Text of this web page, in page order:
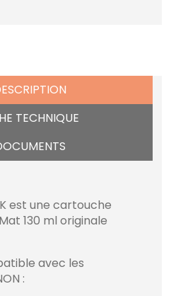
TECHNIQUE
est une cartouche
130 ml originale
avec les
: